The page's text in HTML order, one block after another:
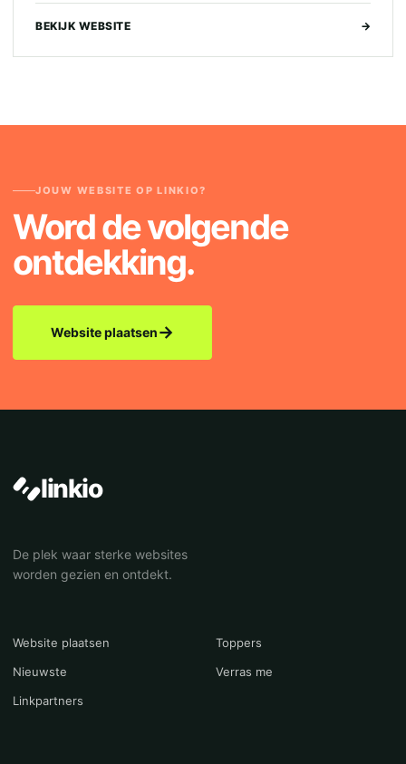
BEKIJK WEBSITE →
JOUW WEBSITE OP LINKIO?
Word de volgende
ontdekking.
Website plaatsen→
linkio
De plek waar sterke websites
worden gezien en ontdekt.
Website plaatsen
Toppers
Nieuwste
Verras me
Linkpartners